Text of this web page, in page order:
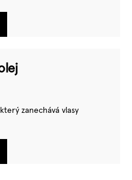
zanechává vlasy